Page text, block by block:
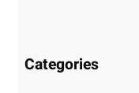
Categories